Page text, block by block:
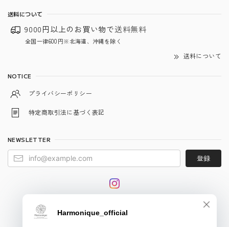
送料について
9000円以上のお買い物で送料無料
全国一律600円※北海道、沖縄を除く
送料について
NOTICE
プライバシーポリシー
特定商取引法に基づく表記
NEWSLETTER
登録
© harmonique